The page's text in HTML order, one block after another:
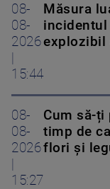
08-
08-
2026
|
15:44
Măsura
incidentul
explozibil
08-
08-
2026
|
15:27
Cum să-ți
timp de
flori și